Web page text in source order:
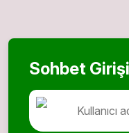
Sohbet Girişi